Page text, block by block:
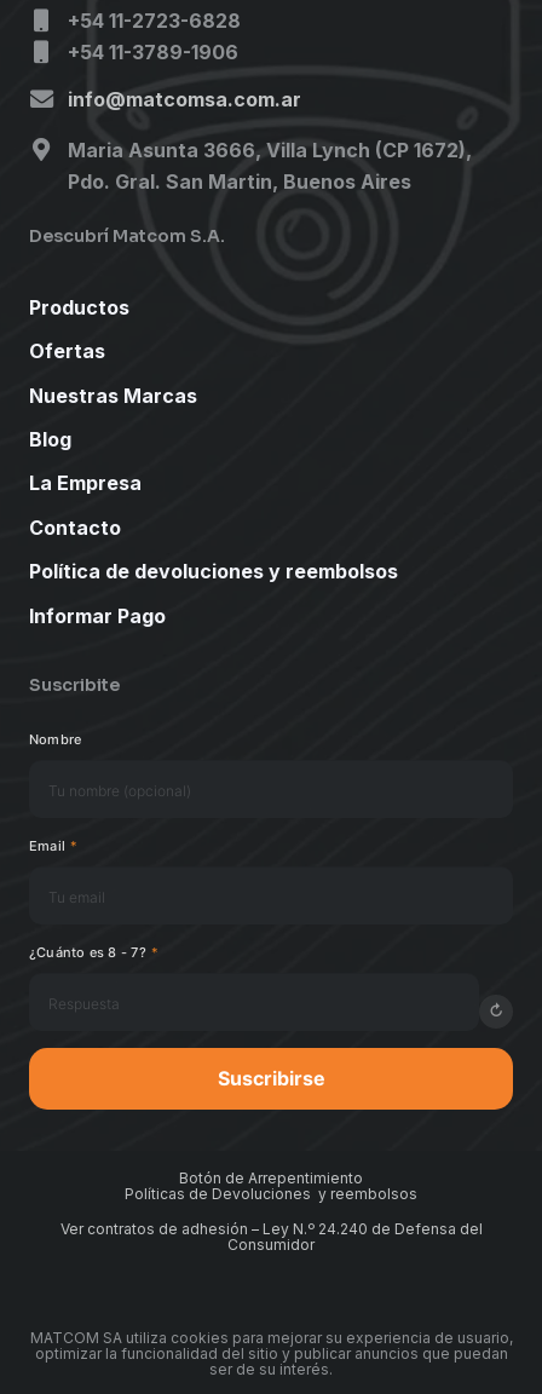
+54 11-2723-6828
+54 11-3789-1906
info@matcomsa.com.ar
Maria Asunta 3666, Villa Lynch (CP 1672),
Pdo. Gral. San Martin, Buenos Aires
Descubrí Matcom S.A.
Productos
Ofertas
Nuestras Marcas
Blog
La Empresa
Contacto
Política de devoluciones y reembolsos
Informar Pago
Suscribite
Nombre
Email *
¿Cuánto es 8 - 7? *
↻
Suscribirse
Botón de Arrepentimiento
Políticas de Devoluciones y reembolsos
Ver contratos de adhesión – Ley N.º 24.240 de Defensa del
Consumidor
MATCOM SA utiliza cookies para mejorar su experiencia de usuario,
optimizar la funcionalidad del sitio y publicar anuncios que puedan
ser de su interés.